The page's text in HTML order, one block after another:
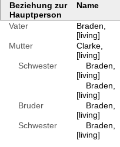
Beziehung zur
Hauptperson
Name
Vater
Braden,
[living]
Mutter
Clarke,
[living]
Schwester
Braden,
[living]
Braden,
[living]
Bruder
Braden,
[living]
Schwester
Braden,
[living]